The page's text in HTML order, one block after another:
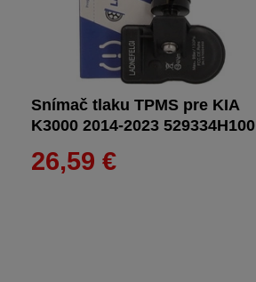
Snímač tlaku TPMS pre KIA
K3000 2014-2023 529334H100
26,59 €